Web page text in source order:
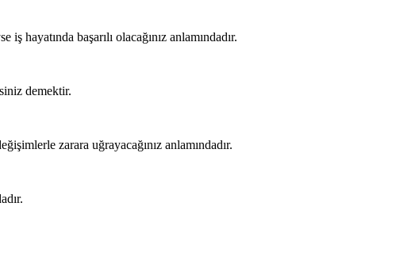
hayatında başarılı olacağınız anlamındadır.
demektir.
zarara uğrayacağınız anlamındadır.